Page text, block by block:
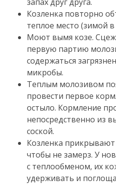
Козленка повторно
теплое место (зимой
Моют вымя козе.
первую партию
содержаться
микробы.
Теплым молозивом
провести первое
остыло. Кормление
непосредственно из
соской.
Козленка
чтобы не замерз. У
с теплообменом, их
удерживать и